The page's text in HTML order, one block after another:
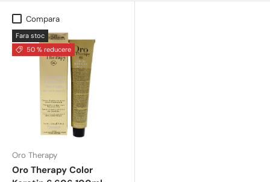
Compara
Fara stoc
50 % reducere
Oro Therapy
Oro Therapy Color